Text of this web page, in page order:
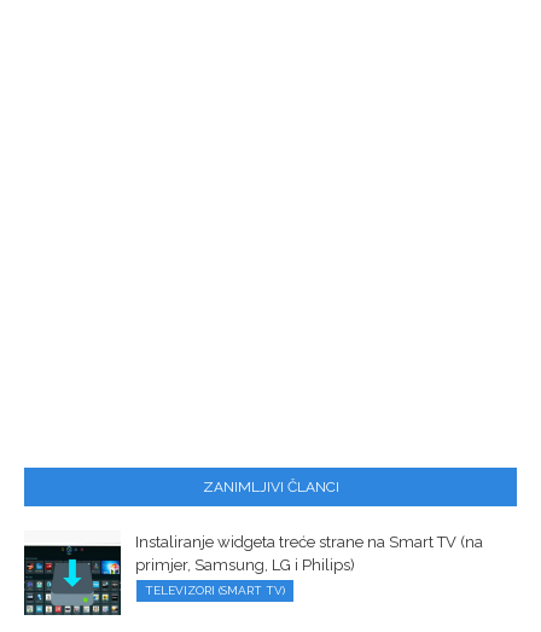
ZANIMLJIVI ČLANCI
Instaliranje widgeta treće strane na Smart TV (na
primjer, Samsung, LG i Philips)
TELEVIZORI (SMART TV)